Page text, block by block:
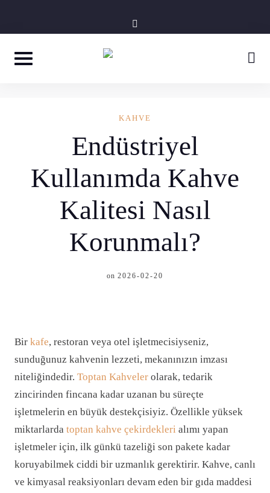
KAHVE
Endüstriyel
Kullanımda Kahve
Kalitesi Nasıl
Korunmalı?
on 2026-02-20
Bir kafe, restoran veya otel işletmecisiyseniz,
sunduğunuz kahvenin lezzeti, mekanınızın imzası
niteliğindedir. Toptan Kahveler olarak, tedarik
zincirinden fincana kadar uzanan bu süreçte
işletmelerin en büyük destekçisiyiz. Özellikle yüksek
miktarlarda toptan kahve çekirdekleri alımı yapan
işletmeler için, ilk günkü tazeliği son pakete kadar
koruyabilmek ciddi bir uzmanlık gerektirir. Kahve, canlı
ve kimyasal reaksiyonları devam eden bir gıda maddesi